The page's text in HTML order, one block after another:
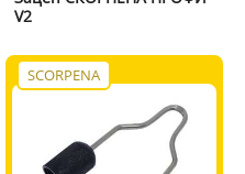
V2
SCORPENA